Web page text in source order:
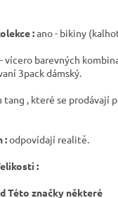
:ano - bikiny
vícero barevných
3pack dámský.
tang , které se prodávají
:odpovídají realitě.
:
Této značky některé